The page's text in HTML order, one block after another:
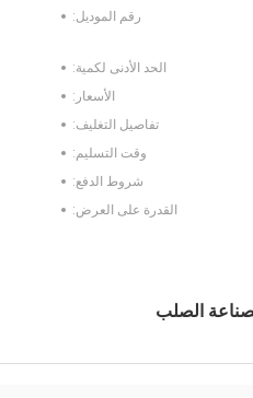
رقم الموديل:
الحد الأدنى لكمية:
الأسعار:
تفاصيل التغليف:
وقت التسليم:
شروط الدفع:
القدرة على العرض:
الصلب